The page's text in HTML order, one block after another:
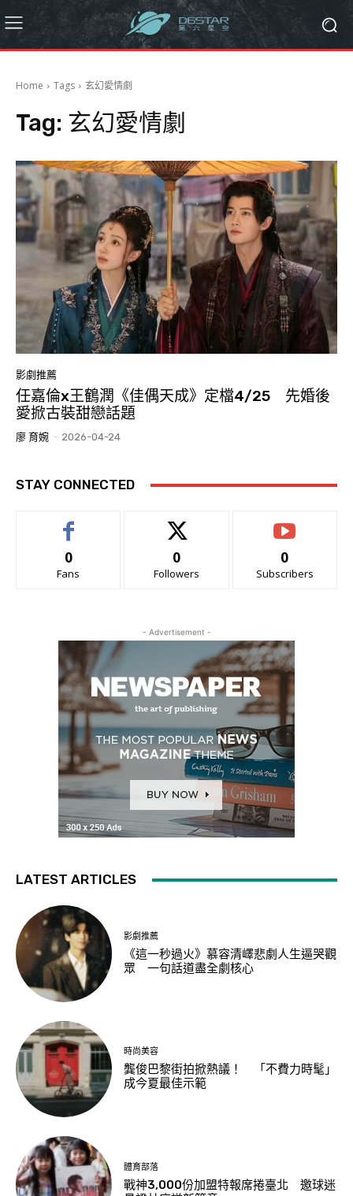
Home Tags 玄幻愛情劇
Tag: 玄幻愛情劇
影劇推薦
任嘉倫x王鶴潤《佳偶天成》定檔4/25 先婚後
愛掀古裝甜戀話題
廖 育婉 - 2026-04-24
STAY CONNECTED
0
Fans
0
Followers
0
Subscribers
- Advertisement -
LATEST ARTICLES
影劇推薦
《這一秒過火》慕容清嶧悲劇人生逼哭觀
眾 一句話道盡全劇核心
時尚美容
龔俊巴黎街拍掀熱議！ 「不費力時髦」
成今夏最佳示範
體育部落
戰神3,000份加盟特報席捲臺北 邀球迷